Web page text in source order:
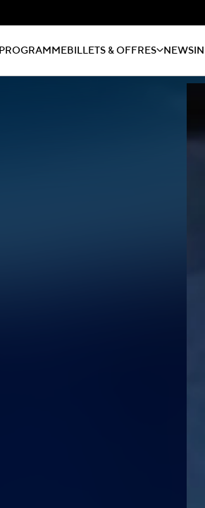
PROGRAMMEBILLETS & OFFRES NEWS